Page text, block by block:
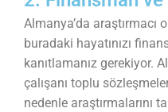
Almanya’da araştırmacı
buradaki hayatınızı
kanıtlamanız gerekiyor.
çalışanı toplu
nedenle araştırmalarını